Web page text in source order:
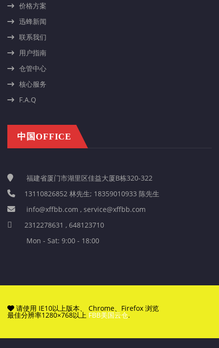
价格方案
迅蜂新闻
联系我们
用户指南
仓管中心
核心服务
F.A.Q
中国OFFICE
福建省厦门市湖里区佳益大厦B栋320-322
13110826852 林先生; 18359010933 陈先生
info@xffbb.com , service@xffbb.com
2312278631 , 648123710
Mon - Sat: 9:00 - 18:00
请使用 IE10以上版本、 Chrome、Firefox 浏览
最佳分辨率1280×768以上 FBB美国云仓.